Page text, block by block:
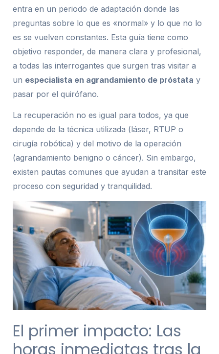
entra en un periodo de adaptación donde las
preguntas sobre lo que es «normal» y lo que no lo
es se vuelven constantes. Esta guía tiene como
objetivo responder, de manera clara y profesional,
a todas las interrogantes que surgen tras visitar a
un especialista en agrandamiento de próstata y
pasar por el quirófano.
La recuperación no es igual para todos, ya que
depende de la técnica utilizada (láser, RTUP o
cirugía robótica) y del motivo de la operación
(agrandamiento benigno o cáncer). Sin embargo,
existen pautas comunes que ayudan a transitar este
proceso con seguridad y tranquilidad.
El primer impacto: Las
horas inmediatas tras la